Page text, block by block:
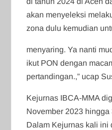
akan menyeleksi
zona dulu kemudian
menyaring. Ya nanti
ikut PON dengan
pertandingan.,” ucap
Kejurnas IBCA-MMA
November 2023
Dalam Kejurnas kali ini